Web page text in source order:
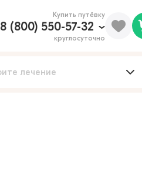
Купить путёвку
8 (800) 550-57-32
круглосуточно